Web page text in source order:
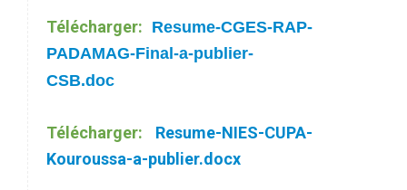
Télécharger: Resume-CGES-RAP-
PADAMAG-Final-a-publier-
CSB.doc
Télécharger:
Resume-NIES-CUPA-
Kouroussa-a-publier.docx